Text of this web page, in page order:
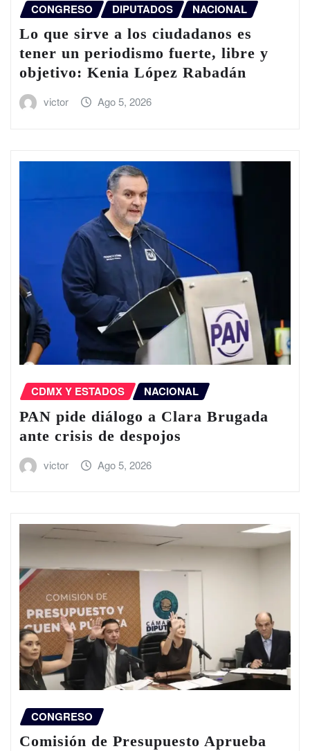
CONGRESO DIPUTADOS NACIONAL
Lo que sirve a los ciudadanos es
tener un periodismo fuerte, libre y
objetivo: Kenia López Rabadán
victor Ago 5, 2026
CDMX Y ESTADOS NACIONAL
PAN pide diálogo a Clara Brugada
ante crisis de despojos
victor Ago 5, 2026
CONGRESO
Comisión de Presupuesto Aprueba